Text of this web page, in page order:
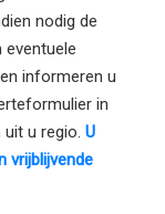
nodig de
informeren u
in
u regio. U
vrijblijvende